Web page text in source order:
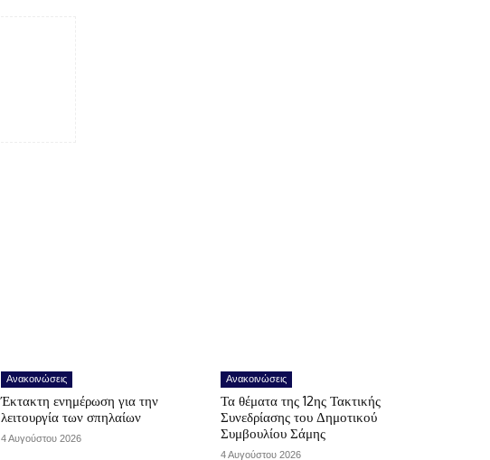
Ανακοινώσεις
Έκτακτη ενημέρωση για την
λειτουργία των σπηλαίων
4 Αυγούστου 2026
Ανακοινώσεις
Τα θέματα της 12ης Τακτικής
Συνεδρίασης του Δημοτικού
Συμβουλίου Σάμης
4 Αυγούστου 2026